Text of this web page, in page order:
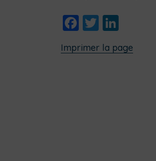
Facebook
Twitter
Imprimer la page